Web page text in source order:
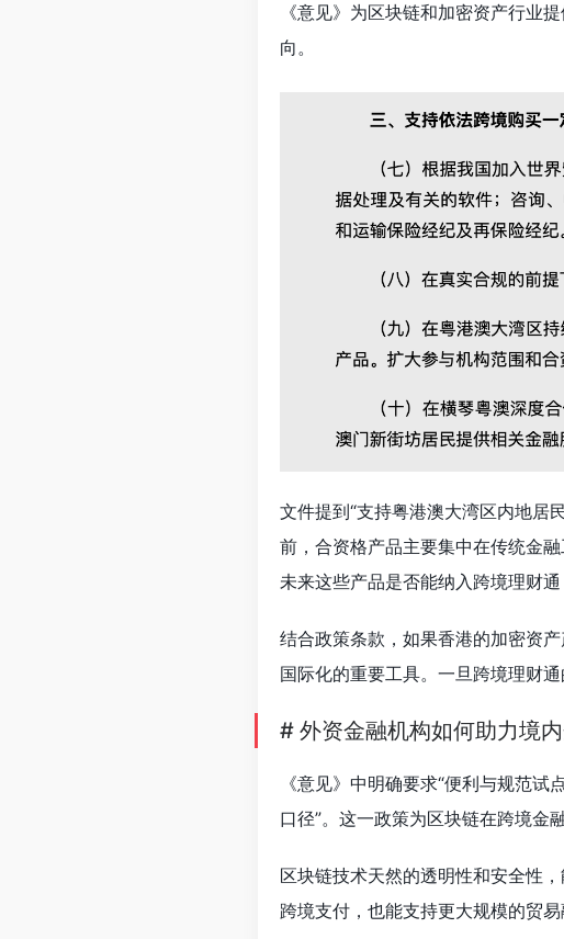
《意见》为区块链和加密资产行业
向。
文件提到“支持粤港澳大湾区内地居
前，合资格产品主要集中在传统金
未来这些产品是否能纳入跨境理财通
结合政策条款，如果香港的加密资
国际化的重要工具。一旦跨境理财
# 外资金融机构如何助力境
《意见》中明确要求“便利与规范
口径”。这一政策为区块链在跨境金
区块链技术天然的透明性和安全性
跨境支付，也能支持更大规模的贸易